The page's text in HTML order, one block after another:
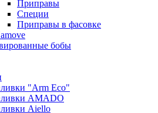
Приправы
Специи
Приправы в фасовке
бобы
"Arm Eco"
AMADO
Aiello